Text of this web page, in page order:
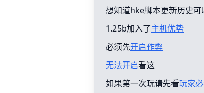
想知道hke脚本更新历史可
1.25b加入了主机优势
必须先开启作弊
无法开启看这
如果第一次玩请先看玩家